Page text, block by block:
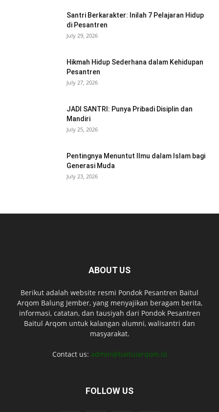
Santri Berkarakter: Inilah 7 Pelajaran Hidup
di Pesantren
July 29, 2026
Hikmah Hidup Sederhana dalam Kehidupan
Pesantren
July 27, 2026
JADI SANTRI: Punya Pribadi Disiplin dan
Mandiri
July 25, 2026
Pentingnya Menuntut Ilmu dalam Islam bagi
Generasi Muda
July 23, 2026
ABOUT US
Berikut adalah website resmi Pondok Pesantren Baitul
Arqom Balung Jember, yang menyajikan beragam berita,
informasi, catatan, dan tausiyah dari Pondok Pesantren
Baitul Arqom untuk kalangan alumni, walisantri dan
masyarakat.
Contact us: admin@baitularqom.id
FOLLOW US